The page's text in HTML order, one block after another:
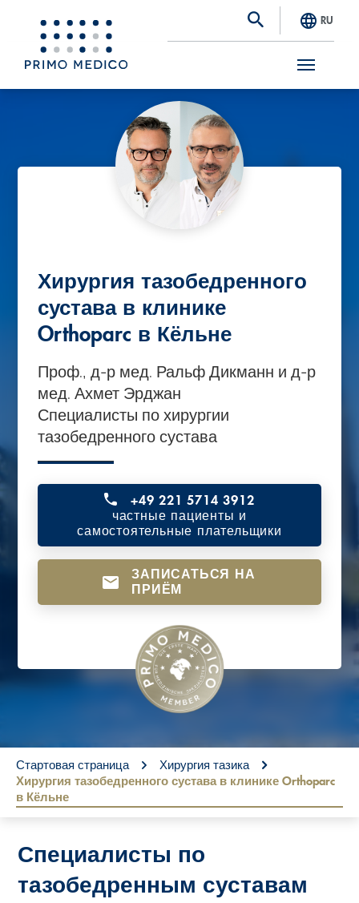
S
e
t
RU
Хирургия тазобедренного
сустава в клинике
Orthoparc в Кёльне
Проф., д-р мед. Ральф Дикманн и д-р
мед. Ахмет Эрджан
Специалисты по хирургии
тазобедренного сустава
+49 221 5714 3912
частные пациенты и
самостоятельные плательщики
ЗАПИСАТЬСЯ НА
ПРИЁМ
You are here:
Стартовая страница
Хирургия тазика
Хирургия тазобедренного сустава в клинике Orthoparc
в Кёльне
Специалисты по
тазобедренным суставам